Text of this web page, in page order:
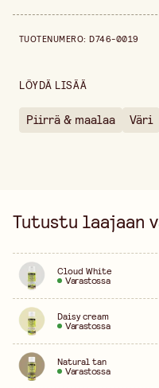
TUOTENUMERO:D746-0019
LÖYDÄ LISÄÄ
Piirrä & maalaa Väri
Tutustu laajaan
Cloud White
Varastossa
Daisy cream
Varastossa
Natural tan
Varastossa